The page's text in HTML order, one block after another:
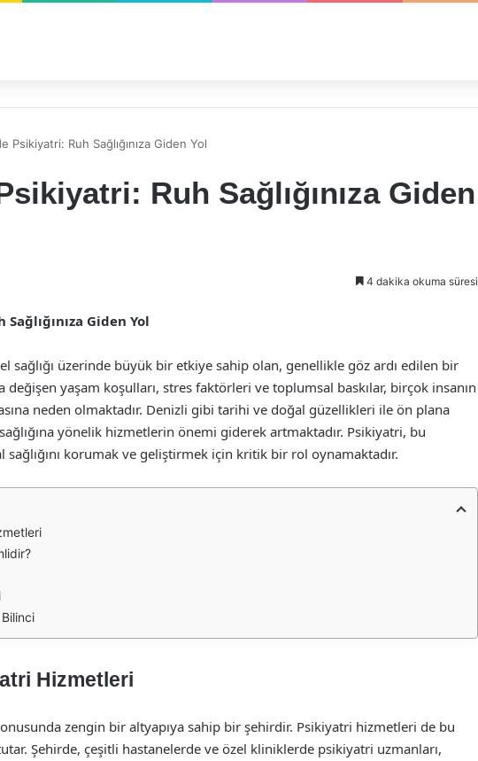
Psikiyatri: Ruh Sağlığınıza Giden Yol
Ruh Sağlığınıza Giden
4 dakika okuma süresi
Giden Yol
sağlığı üzerinde büyük bir etkiye sahip olan, genellikle göz ardı edilen bir
değişen yaşam koşulları, stres faktörleri ve toplumsal baskılar, birçok insanın
neden olmaktadır. Denizli gibi tarihi ve doğal güzellikleri ile ön plana
yönelik hizmetlerin önemi giderek artmaktadır. Psikiyatri, bu
korumak ve geliştirmek için kritik bir rol oynamaktadır.
Bilinci
Hizmetleri
zengin bir altyapıya sahip bir şehirdir. Psikiyatri hizmetleri de bu
Şehirde, çeşitli hastanelerde ve özel kliniklerde psikiyatri uzmanları,